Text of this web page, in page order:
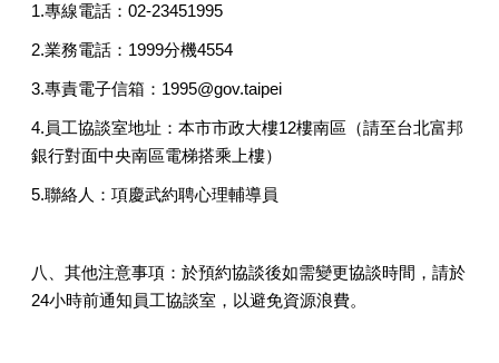
1.專線電話：02-23451995
2.業務電話：1999分機4554
3.專責電子信箱：1995@gov.taipei
4.員工協談室地址：本市市政大樓12樓南區（請至台北富邦
銀行對面中央南區電梯搭乘上樓）
5.聯絡人：項慶武約聘心理輔導員
八、其他注意事項：於預約協談後如需變更協談時間，請於
24小時前通知員工協談室，以避免資源浪費。